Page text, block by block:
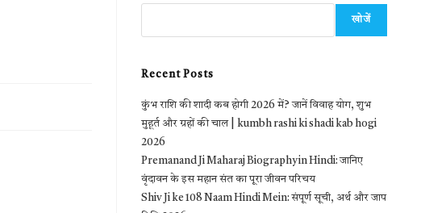
खोजें
Recent Posts
कुंभ राशि की शादी कब होगी 2026 में? जानें विवाह योग, शुभ
मुहूर्त और ग्रहों की चाल | kumbh rashi ki shadi kab hogi
2026
Premanand Ji Maharaj Biography in Hindi: जानिए
वृंदावन के इस महान संत का पूरा जीवन परिचय
Shiv Ji ke 108 Naam Hindi Mein: संपूर्ण सूची, अर्थ और जाप